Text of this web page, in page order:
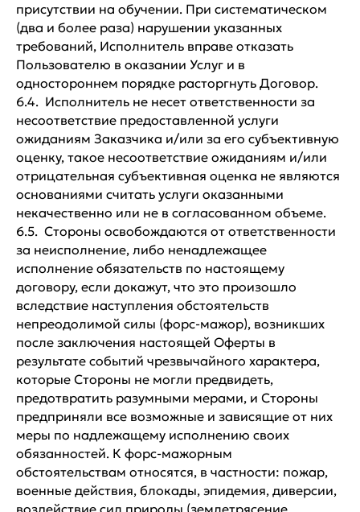
присутствии на обучении. При систематическом
(два и более раза) нарушении указанных
требований, Исполнитель вправе отказать
Пользователю в оказании Услуг и в
одностороннем порядке расторгнуть Договор.
6.4. Исполнитель не несет ответственности за
несоответствие предоставленной услуги
ожиданиям Заказчика и/или за его субъективную
оценку, такое несоответствие ожиданиям и/или
отрицательная субъективная оценка не являются
основаниями считать услуги оказанными
некачественно или не в согласованном объеме.
6.5. Стороны освобождаются от ответственности
за неисполнение, либо ненадлежащее
исполнение обязательств по настоящему
договору, если докажут, что это произошло
вследствие наступления обстоятельств
непреодолимой силы (форс-мажор), возникших
после заключения настоящей Оферты в
результате событий чрезвычайного характера,
которые Стороны не могли предвидеть,
предотвратить разумными мерами, и Стороны
предприняли все возможные и зависящие от них
меры по надлежащему исполнению своих
обязанностей. К форс-мажорным
обстоятельствам относятся, в частности: пожар,
военные действия, блокады, эпидемия, диверсии,
воздействие сил природы (землетрясение,